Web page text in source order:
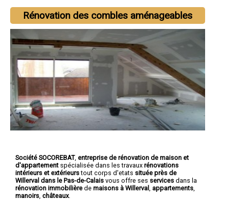
Rénovation des combles aménageables
Société SOCOREBAT, entreprise de rénovation de maison et
d'appartement spécialisée dans les travaux rénovations
intérieurs et extérieurstout corps d'etats située près de
Willerval dans le Pas-de-Calais vous offre ses services dans la
rénovation immobilière de maisons à Willerval appartements
manoirs châteaux.